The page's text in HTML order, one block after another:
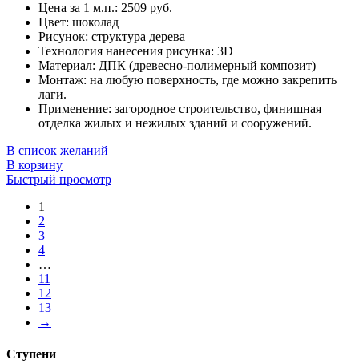
Цена за 1 м.п.: 2509 руб.
Цвет: шоколад
Рисунок: структура дерева
Технология нанесения рисунка: 3D
Материал: ДПК (древесно-полимерный композит)
Монтаж: на любую поверхность, где можно закрепить
лаги.
Применение: загородное строительство, финишная
отделка жилых и нежилых зданий и сооружений.
В список желаний
В корзину
Быстрый просмотр
1
2
3
4
…
11
12
13
→
Ступени